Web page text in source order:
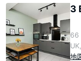
3
66
地